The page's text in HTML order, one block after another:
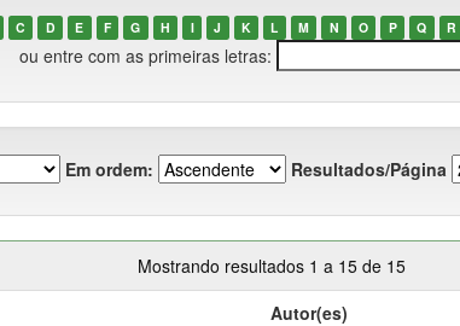
C D E F G H I J K L M N O P Q R
ou entre com as primeiras letras:
Em ordem: Resultados/Página
Mostrando resultados 1 a 15 de 15
Autor(es)